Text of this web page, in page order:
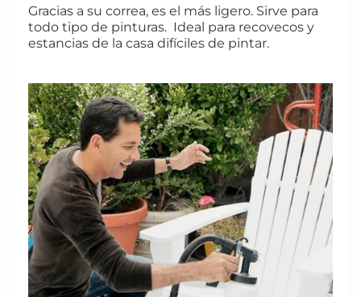
Gracias a su correa, es el más ligero. Sirve para
todo tipo de pinturas. Ideal para recovecos y
estancias de la casa difíciles de pintar.